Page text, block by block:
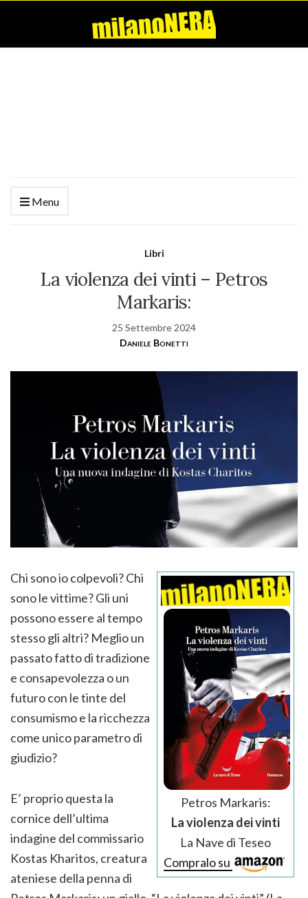
Menu
Libri
La violenza dei vinti – Petros
Markaris:
25 Settembre 2024
Daniele Bonetti
Petros Markaris:
La violenza dei vinti
La Nave di Teseo
Compralo su
Chi sono io colpevoli? Chi
sono le vittime? Gli uni
possono essere al tempo
stesso gli altri? Meglio un
passato fatto di tradizione
e consapevolezza o un
futuro con le tinte del
consumismo e la ricchezza
come unico parametro di
giudizio?
E’ proprio questa la
cornice dell’ultima
indagine del commissario
Kostas Kharitos, creatura
ateniese della penna di